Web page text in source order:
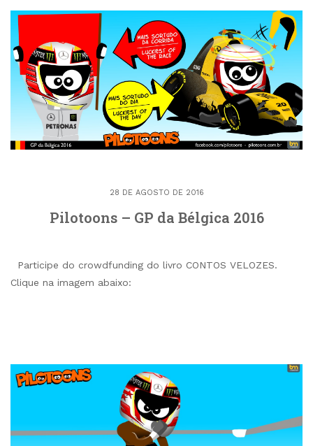
28 DE AGOSTO DE 2016
Pilotoons – GP da Bélgica 2016
Participe do crowdfunding do livro CONTOS VELOZES.
Clique na imagem abaixo: